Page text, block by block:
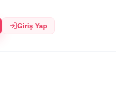
Giriş Yap